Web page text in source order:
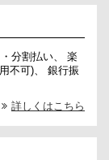
分割払い、 楽
不可)、 銀行振
詳しくはこちら